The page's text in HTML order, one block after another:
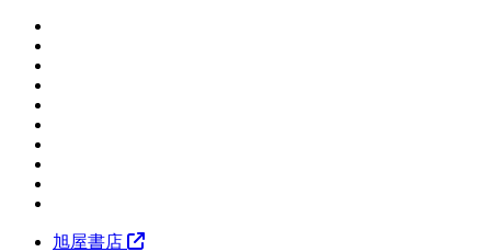
旭屋書店